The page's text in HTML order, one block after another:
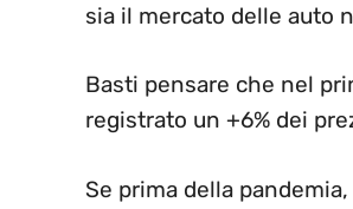
sia il mercato delle auto
Basti pensare che nel
registrato un +6% dei
Se prima della